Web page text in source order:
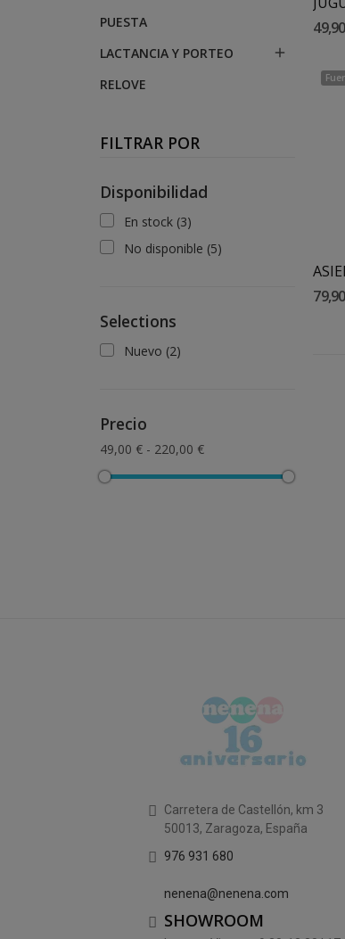
PUESTA
LACTANCIA Y PORTEO 
RELOVE
FILTRAR POR
Disponibilidad
En stock (3)
No disponible (5)
Selections
Nuevo (2)
Precio
49,00 € - 220,00 €
Carretera de Castellón, km 3
50013, Zaragoza, España
976 931 680
nenena@nenena.com
SHOWROOM